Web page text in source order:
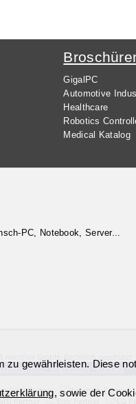
GigalPC
Automotive
Healthcare
Robotics
Medical Katalog
PC, Notebook, Server...
Datenschutz - Impressum - Kontakt
zu gewährleisten. Diese
, sowie der